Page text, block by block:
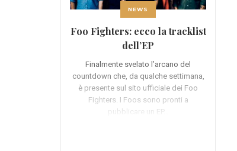
NEWS
Foo Fighters: ecco la tracklist
dell’EP
Finalmente svelato l’arcano del
countdown che, da qualche settimana,
è presente sul sito ufficiale dei Foo
Fighters. I Foos sono pronti a
pubblicare un EP…